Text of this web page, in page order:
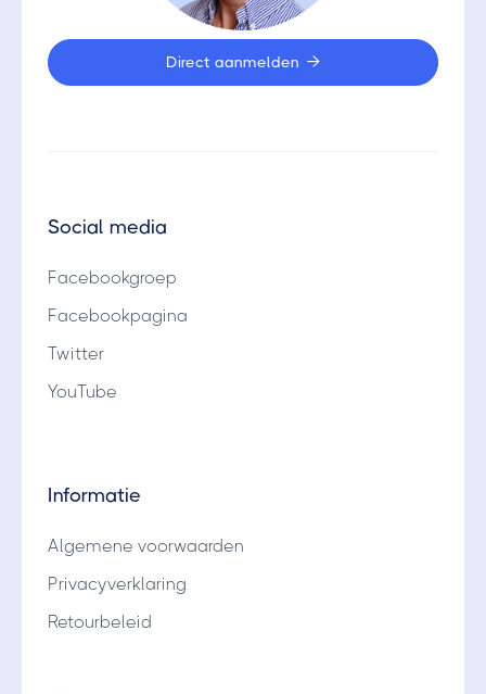
Direct aanmelden 
Social media
Facebookgroep
Facebookpagina
Twitter
YouTube
Informatie
Algemene voorwaarden
Privacyverklaring
Retourbeleid